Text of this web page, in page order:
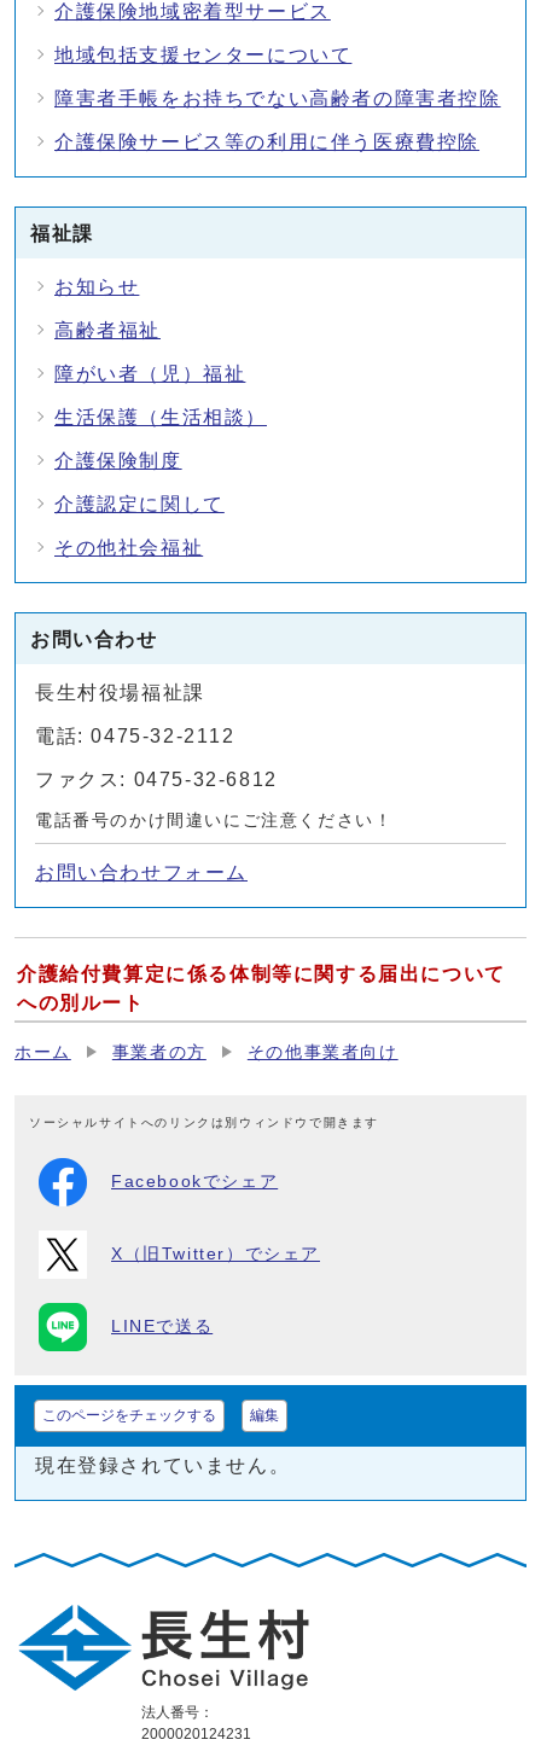
介護保険地域密着型サービス
地域包括支援センターについて
障害者手帳をお持ちでない高齢者の障害者控除
介護保険サービス等の利用に伴う医療費控除
福祉課
お知らせ
高齢者福祉
障がい者（児）福祉
生活保護（生活相談）
介護保険制度
介護認定に関して
その他社会福祉
お問い合わせ
長生村役場福祉課
電話: 0475-32-2112
ファクス: 0475-32-6812
電話番号のかけ間違いにご注意ください！
お問い合わせフォーム
介護給付費算定に係る体制等に関する届出について
への別ルート
ホーム 事業者の方 その他事業者向け
ソーシャルサイトへのリンクは別ウィンドウで開きます
Facebookでシェア
X（旧Twitter）でシェア
LINEで送る
このページをチェックする 編集
現在登録されていません。
法人番号：
2000020124231